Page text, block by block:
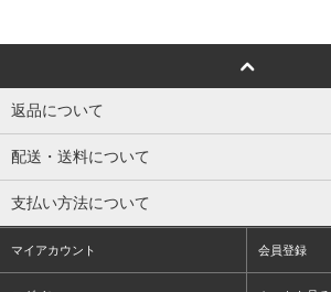
返品について
配送・送料について
支払い方法について
マイアカウント 会員登録